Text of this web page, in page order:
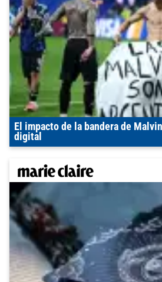
El impacto de la bandera de
digital